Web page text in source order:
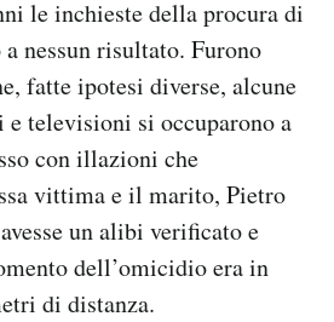
le inchieste della procura di
nessun risultato. Furono
fatte ipotesi diverse, alcune
televisioni si occuparono a
con illazioni che
vittima e il marito, Pietro
un alibi verificato e
dell’omicidio era in
di distanza.